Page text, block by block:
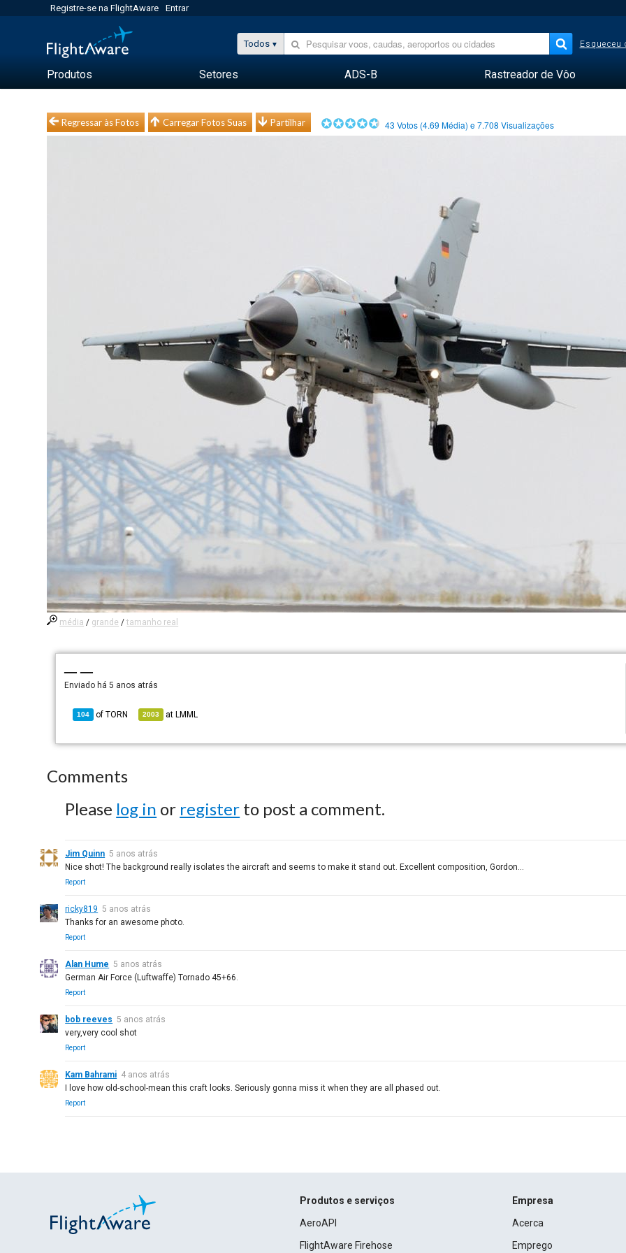
Registre-se na FlightAware Entrar
Todos Esqueceu
Produtos Setores ADS-B Rastreador de Vôo
Regressar às Fotos Carregar Fotos Suas Partilhar 43 Votos (4.69 Média) e7.708 Visualizações
média / grande /tamanho real
— —
Enviado há5 anos atrás
104 ofTORN 2003 at LMML
Comments
Please log in or register to post a comment.
Jim Quinn 5 anos atrás
Nice shot! The background really isolates the aircraft and seems to make it stand out. Excellent composition, Gordon...
Report
ricky819 5 anos atrás
Thanks for an awesome photo.
Report
Alan Hume 5 anos atrás
German Air Force (Luftwaffe) Tornado 45+66.
Report
bob reeves 5 anos atrás
very,very cool shot
Report
Kam Bahrami 4 anos atrás
I love how old-school-mean this craft looks. Seriously gonna miss it when they are all phased out.
Report
Produtos e serviços
AeroAPI
FlightAware Firehose
Empresa
Acerca
Emprego